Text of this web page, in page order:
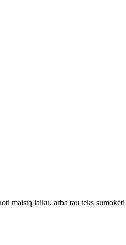
maistą laiku, arba tau teks